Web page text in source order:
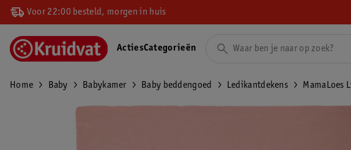
Voor 22:00 besteld, morgen in huis
ActiesCategorieën
Home Baby Babykamer Baby beddengoed Ledikantdekens MamaLoes